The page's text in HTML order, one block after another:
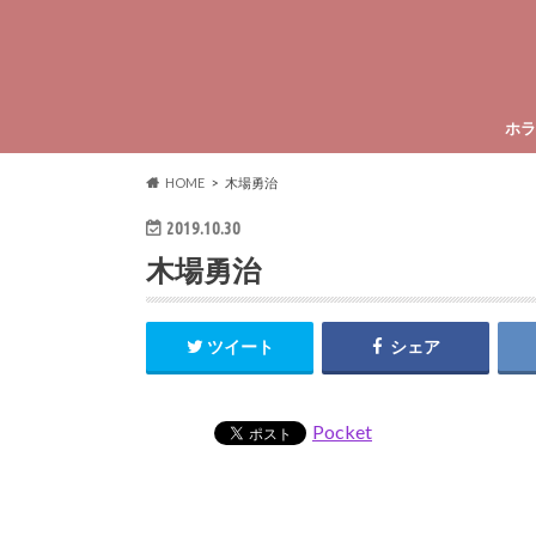
ホ
HOME 木場勇治
2019.10.30
木場勇治
ツイート シェア
Pocket